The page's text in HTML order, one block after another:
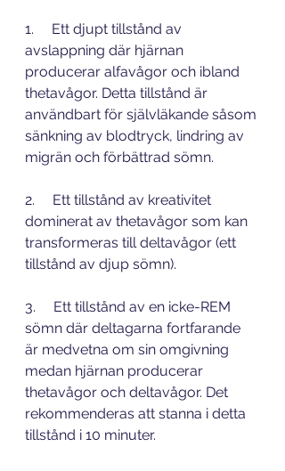
1.     Ett djupt tillstånd av
avslappning där hjärnan
producerar alfavågor och ibland
thetavågor. Detta tillstånd är
användbart för självläkande såsom
sänkning av blodtryck, lindring av
migrän och förbättrad sömn.
2.     Ett tillstånd av kreativitet
dominerat av thetavågor som kan
transformeras till deltavågor (ett
tillstånd av djup sömn).
3.     Ett tillstånd av en icke-REM
sömn där deltagarna fortfarande
är medvetna om sin omgivning
medan hjärnan producerar
thetavågor och deltavågor. Det
rekommenderas att stanna i detta
tillstånd i 10 minuter.